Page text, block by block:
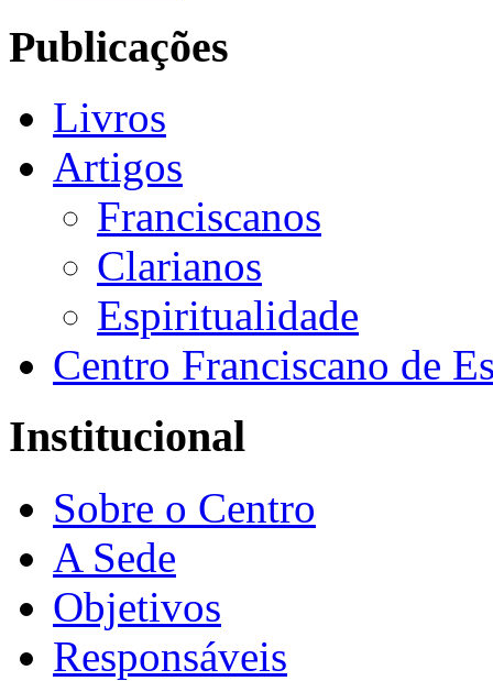
Publicações
Livros
Artigos
Franciscanos
Clarianos
Espiritualidade
Centro Franciscano de
Institucional
Sobre o Centro
A Sede
Objetivos
Responsáveis